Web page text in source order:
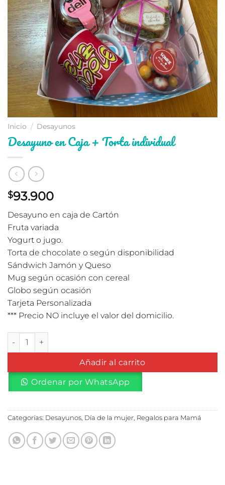
Inicio / Desayunos
Desayuno en Caja + Torta individual
$93.900
Desayuno en caja de Cartón
Fruta variada
Yogurt o jugo.
Torta de chocolate o según disponibilidad
Sándwich Jamón y Queso
Mug según ocasión con cereal
Globo según ocasión
Tarjeta Personalizada
*** Precio NO incluye el valor del domicilio.
Desayuno en Caja + Torta individual cantidad
Añadir al carrito
Ordenar por WhatsApp
Categorías: Desayunos Día de la mujer Regalos para Mamá